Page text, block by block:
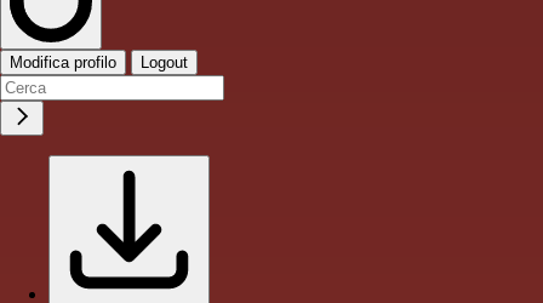
Modifica profilo Logout